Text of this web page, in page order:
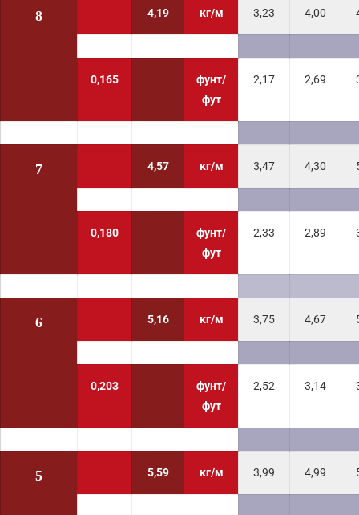
8 4,19 кг/м 3,23 4,00
0,165
фунт/
фут
2,17 2,69
7 4,57 кг/м 3,47 4,30
0,180
фунт/
фут
2,33 2,89
6 5,16 кг/м 3,75 4,67
0,203
фунт/
фут
2,52 3,14
5 5,59 кг/м 3,99 4,99